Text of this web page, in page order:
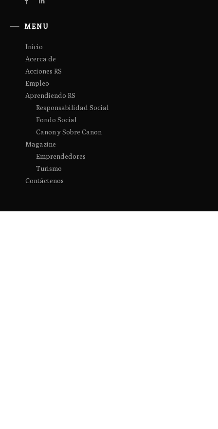
MENU
Inicio
Acerca de
Acciones RS
Empleo
Aprendiendo RS
Responsabilidad Social
Fondo Social
Canon y Sobre Canon
Magazine
Emprendedores
Turismo
Contáctenos